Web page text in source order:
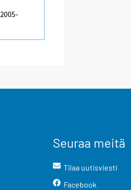
Seuraa meitä
Tilaa uutisviesti
Facebook